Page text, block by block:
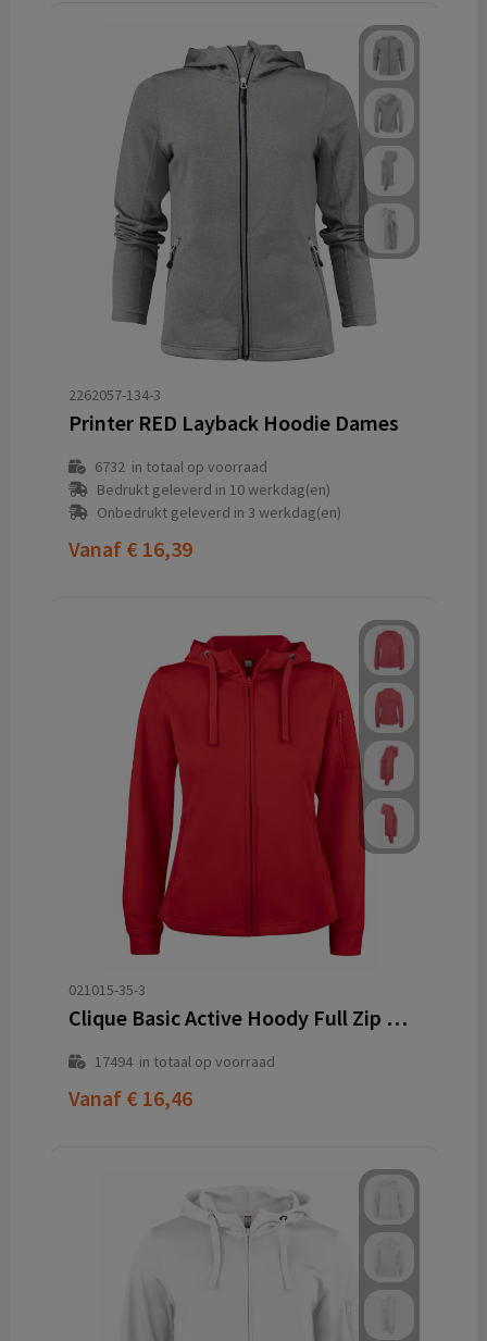
2262057-134-3
Printer RED Layback Hoodie Dames
6732in totaal op voorraad
Bedrukt geleverd in 10 werkdag(en)
Onbedrukt geleverd in 3 werkdag(en)
Vanaf € 16,39
021015-35-3
Clique Basic Active Hoody Full Zip Women
17494in totaal op voorraad
Vanaf € 16,46